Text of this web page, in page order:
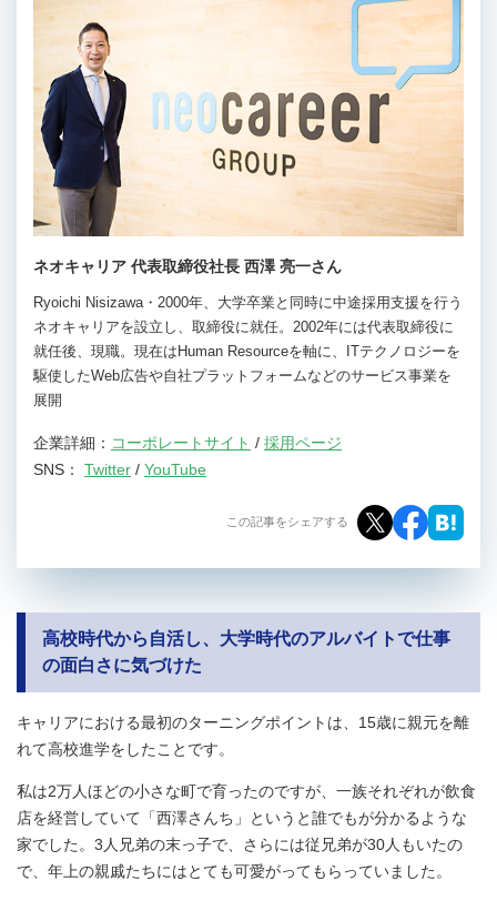
ネオキャリア 代表取締役社長 西澤 亮一さん
Ryoichi Nisizawa・2000年、大学卒業と同時に中途採用支援を行う
ネオキャリアを設立し、取締役に就任。2002年には代表取締役に
就任後、現職。現在はHuman Resourceを軸に、ITテクノロジーを
駆使したWeb広告や自社プラットフォームなどのサービス事業を
展開
企業詳細： コーポレートサイト / 採用ページ
SNS： Twitter / YouTube
この記事をシェアする
高校時代から自活し、大学時代のアルバイトで仕事
の面白さに気づけた
キャリアにおける最初のターニングポイントは、15歳に親元を離
れて高校進学をしたことです。
私は2万人ほどの小さな町で育ったのですが、一族それぞれが飲食
店を経営していて「西澤さんち」というと誰でもが分かるような
家でした。3人兄弟の末っ子で、さらには従兄弟が30人もいたの
で、年上の親戚たちにはとても可愛がってもらっていました。